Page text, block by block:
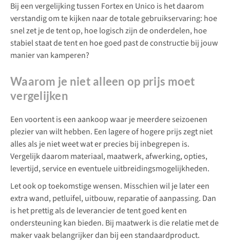
Bij een vergelijking tussen Fortex en Unico is het daarom
verstandig om te kijken naar de totale gebruikservaring: hoe
snel zet je de tent op, hoe logisch zijn de onderdelen, hoe
stabiel staat de tent en hoe goed past de constructie bij jouw
manier van kamperen?
Waarom je niet alleen op prijs moet
vergelijken
Een voortent is een aankoop waar je meerdere seizoenen
plezier van wilt hebben. Een lagere of hogere prijs zegt niet
alles als je niet weet wat er precies bij inbegrepen is.
Vergelijk daarom materiaal, maatwerk, afwerking, opties,
levertijd, service en eventuele uitbreidingsmogelijkheden.
Let ook op toekomstige wensen. Misschien wil je later een
extra wand, petluifel, uitbouw, reparatie of aanpassing. Dan
is het prettig als de leverancier de tent goed kent en
ondersteuning kan bieden. Bij maatwerk is die relatie met de
maker vaak belangrijker dan bij een standaardproduct.